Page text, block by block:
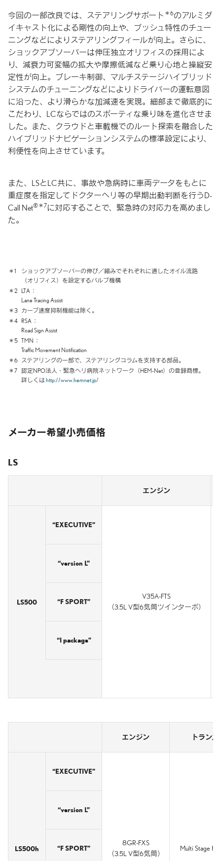
今回の一部改良では、ステアリングサポート ＊6のアルミダ
イキャスト化による剛性の向上や、ブッシュ特性のチュー
ニングなどによりステアリングフィールが向上。さらに、
ショックアブソーバーは伸圧独立オリフィスの採用によ
り、減衰力可変幅の拡大や摩擦低減など乗り心地と操縦安
定性が向上。ブレーキ制御、マルチステージハイブリッド
システムのチューニングなどによりドライバーの運転意図
に沿った、より滑らかな加減速を実現。細部まで徹底的に
こだわり、LCならではのスポーティな乗り味を進化させま
した。また、クラウドと車載機でのルート探索を融合した
ハイブリッドナビゲーションシステムの標準設定により、
利便性を向上させています。
また、LSとLC共に、事故や急病時に車両データをもとに
重症度を指定してドクターヘリ等の早期出動判断を行うD-
Call Net®＊7に対応することで、緊急時の対応力を高めまし
た。
＊1 ショックアブソーバーの伸び／縮みでそれぞれに適したオイル流路
（オリフィス）を設定するバルブ機構
＊2 LTA
Lane Tracing Assist
＊3 カーブ速度抑制機能は除く。
＊4 RSA
Road Sign Assist
＊5 TMN
Traffic Movement Notification
＊6 ステアリングの一部で、 ステアリングコラムを支持する部品。
＊7 認定NPO法人・緊急ヘリ病院ネットワーク （HEM-Net）の登録商標。
詳しくはhttp://www.hemnet.jp/
メーカー希望小売価格
LS
エンジン
“EXECUTIVE”
V35A-FTS
（3.5L V型6気筒ツインターボ）
“version L”
LS500 “F SPORT”
“I package”
エンジン トラン
“EXECUTIVE”
8GR-FXS
（3.5L V型6気筒）
Multi Stage
“version L”
LS500h “F SPORT”